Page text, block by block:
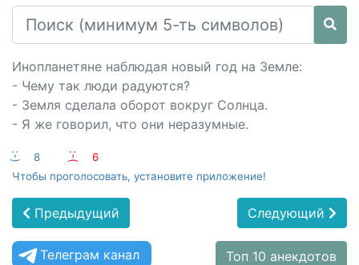
Инопланетяне наблюдая новый год на Земле:
- Чему так люди радуются?
- Земля сделала оборот вокруг Солнца.
- Я же говорил, что они неразумные.
:-) 8 :-(
6
Чтобы проголосовать, установите приложение!
Предыдущий Следующий
Телеграм канал Топ 10 анекдотов